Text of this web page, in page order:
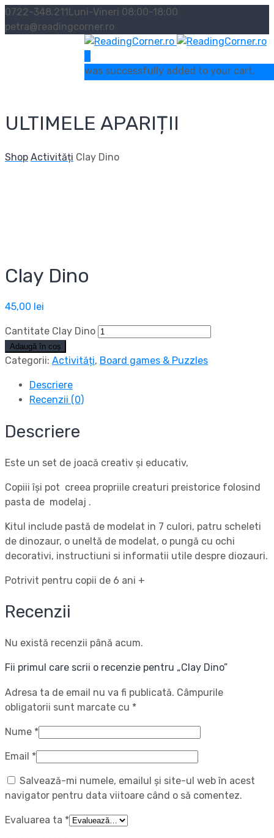
0722-348.211Luni-Vineri 08:00-18:00
petra@readingcorner.ro
was successfully added to your cart.
ULTIMELE APARIȚII
Shop Activități Clay Dino
Clay Dino
45,00 lei
Cantitate Clay Dino
Adaugă în coș
Categorii: Activități, Board games & Puzzles
Descriere
Recenzii (0)
Descriere
Este un set de joacă creativ și educativ,
Copiii își pot creea propriile creaturi preistorice folosind
pasta de modelaj .
Kitul include pastă de modelat in 7 culori, patru scheleti
de dinozaur, o uneltă de modelat, o pungă cu ochi
decorativi, instructiuni si informatii utile despre diozauri.
Potrivit pentru copii de 6 ani +
Recenzii
Nu există recenzii până acum.
Fii primul care scrii o recenzie pentru „Clay Dino”
Adresa ta de email nu va fi publicată. Câmpurile
obligatorii sunt marcate cu *
Nume *
Email *
Salvează-mi numele, emailul și site-ul web în acest
navigator pentru data viitoare când o să comentez.
Evaluarea ta *